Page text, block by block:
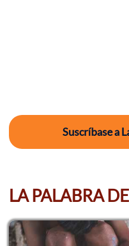
Suscríbase a
LA PALABRA